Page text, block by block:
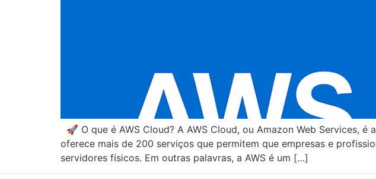
🚀 O que é AWS Cloud? A AWS Cloud, ou Amazon Web Services,
oferece mais de 200 serviços que permitem que empresas e
servidores físicos. Em outras palavras, a AWS é um […]